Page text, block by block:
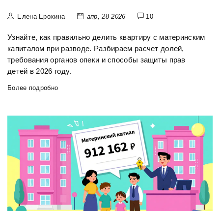
Елена Ерохина апр, 28 2026 10
Узнайте, как правильно делить квартиру с материнским
капиталом при разводе. Разбираем расчет долей,
требования органов опеки и способы защиты прав
детей в 2026 году.
Более подробно